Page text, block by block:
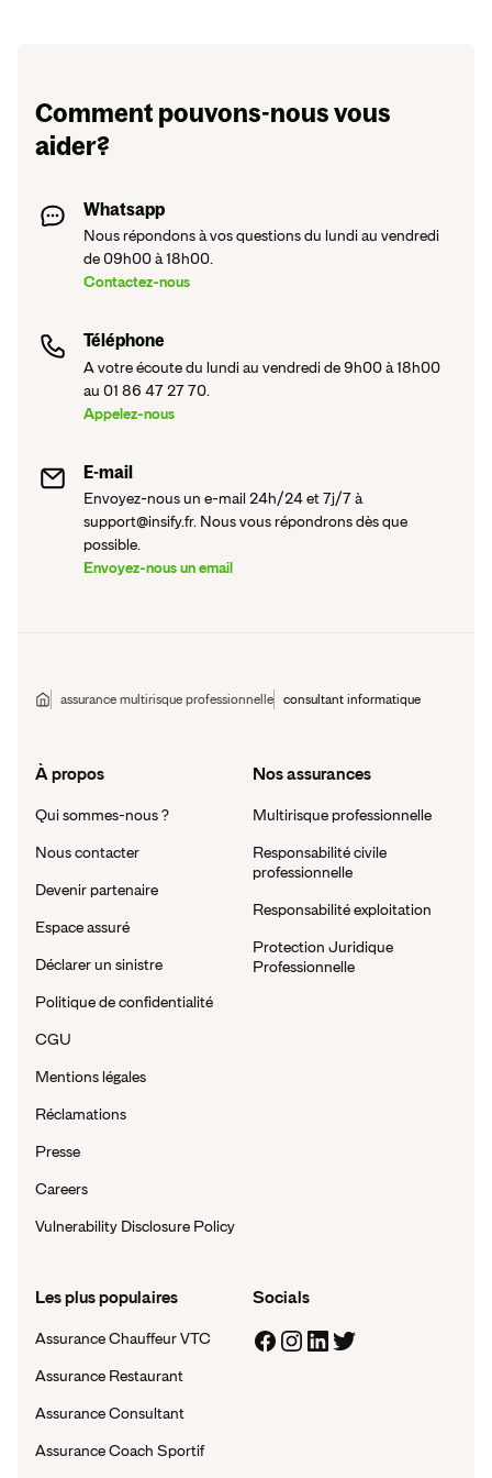
Comment pouvons-nous vous
aider?
Whatsapp
Nous répondons à vos questions du lundi au vendredi
de 09h00 à 18h00.
Contactez-nous
Téléphone
A votre écoute du lundi au vendredi de 9h00 à 18h00
au 01 86 47 27 70.
Appelez-nous
E-mail
Envoyez-nous un e-mail 24h/24 et 7j/7 à
support@insify.fr. Nous vous répondrons dès que
possible.
Envoyez-nous un email
assurance multirisque professionnelle consultant informatique
À propos
Qui sommes-nous ?
Nous contacter
Devenir partenaire
Espace assuré
Déclarer un sinistre
Politique de confidentialité
CGU
Mentions légales
Réclamations
Presse
Careers
Vulnerability Disclosure Policy
Nos assurances
Multirisque professionnelle
Responsabilité civile
professionnelle
Responsabilité exploitation
Protection Juridique
Professionnelle
Les plus populaires
Assurance Chauffeur VTC
Assurance Restaurant
Assurance Consultant
Assurance Coach Sportif
Socials